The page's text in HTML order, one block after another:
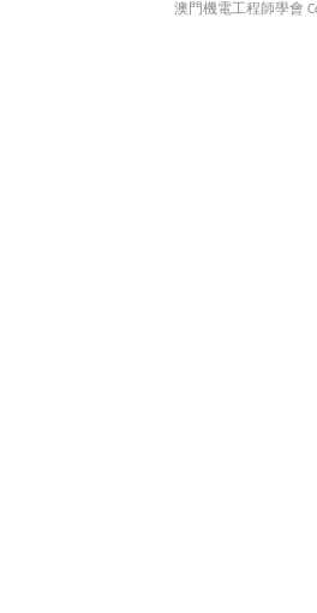
澳門機電工程師學會